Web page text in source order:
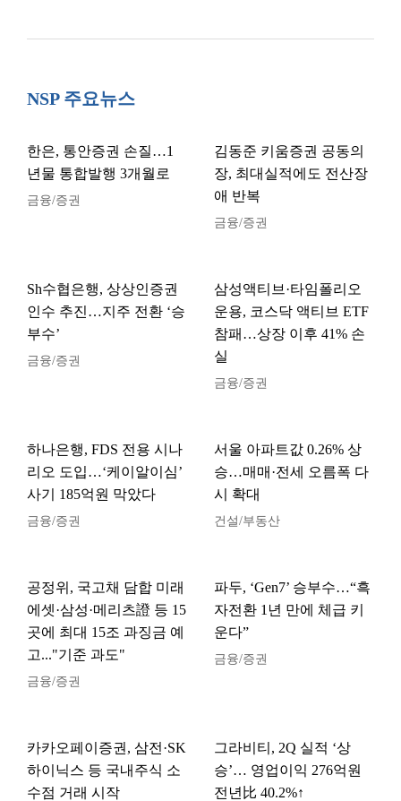
NSP 주요뉴스
한은, 통안증권 손질…1
년물 통합발행 3개월로
금융/증권
김동준 키움증권 공동의
장, 최대실적에도 전산장
애 반복
금융/증권
Sh수협은행, 상상인증권
인수 추진…지주 전환 ‘승
부수’
금융/증권
삼성액티브·타임폴리오
운용, 코스닥 액티브 ETF
참패…상장 이후 41% 손
실
금융/증권
하나은행, FDS 전용 시나
리오 도입…‘케이알이심’
사기 185억원 막았다
금융/증권
서울 아파트값 0.26% 상
승…매매·전세 오름폭 다
시 확대
건설/부동산
공정위, 국고채 담합 미래
에셋·삼성·메리츠證 등 15
곳에 최대 15조 과징금 예
고..."기준 과도"
금융/증권
파두, ‘Gen7’ 승부수…“흑
자전환 1년 만에 체급 키
운다”
금융/증권
카카오페이증권, 삼전·SK
하이닉스 등 국내주식 소
수점 거래 시작
그라비티, 2Q 실적 ‘상
승’… 영업이익 276억원
전년比 40.2%↑